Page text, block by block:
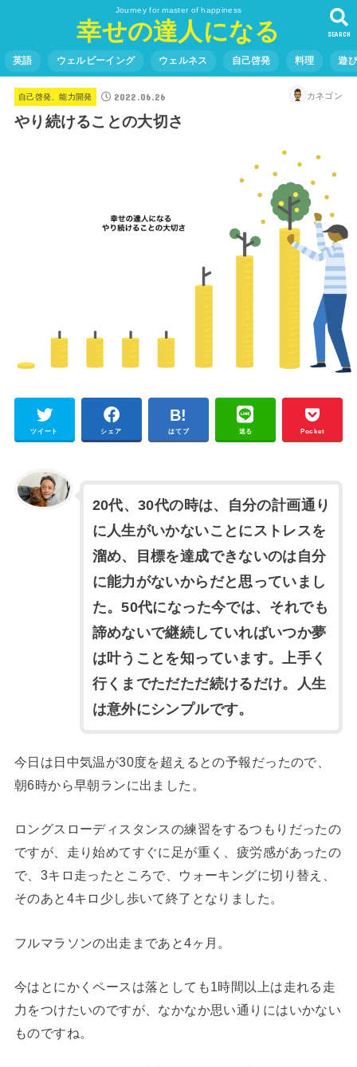
Journey for master of happiness
幸せの達人になる SEARCH
英語 ウェルビーイング ウェルネス 自己啓発 料理 遊
自己啓発、能力開発 2022.06.26 カネゴン
やり続けることの大切さ
ツイート シェア はてブ 送る Pocket
20代、30代の時は、自分の計画通り
に人生がいかないことにストレスを
溜め、目標を達成できないのは自分
に能力がないからだと思っていまし
た。50代になった今では、それでも
諦めないで継続していればいつか夢
は叶うことを知っています。上手く
行くまでただただ続けるだけ。人生
は意外にシンプルです。
今日は日中気温が30度を超えるとの予報だったので、
朝6時から早朝ランに出ました。
ロングスローディスタンスの練習をするつもりだったの
ですが、走り始めてすぐに足が重く、疲労感があったの
で、3キロ走ったところで、ウォーキングに切り替え、
そのあと4キロ少し歩いて終了となりました。
フルマラソンの出走まであと4ヶ月。
今はとにかくペースは落としても1時間以上は走れる走
力をつけたいのですが、なかなか思い通りにはいかない
ものですね。